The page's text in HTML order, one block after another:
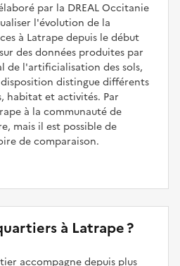
par la DREAL Occitanie
l'évolution de la
à Latrape depuis le début
des données produites par
de l'artificialisation des sols,
distingue différents
habitat et activités. Par
à la communauté de
mais il est possible de
de comparaison.
à Latrape ?
accompagne depuis plus